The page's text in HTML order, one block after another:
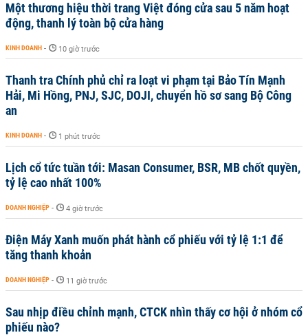
Một thương hiệu thời trang Việt đóng cửa sau 5 năm hoạt
động, thanh lý toàn bộ cửa hàng
KINH DOANH - 10 giờ trước
Thanh tra Chính phủ chỉ ra loạt vi phạm tại Bảo Tín Mạnh
Hải, Mi Hồng, PNJ, SJC, DOJI, chuyển hồ sơ sang Bộ Công
an
KINH DOANH - 1 phút trước
Lịch cổ tức tuần tới: Masan Consumer, BSR, MB chốt quyền,
tỷ lệ cao nhất 100%
DOANH NGHIỆP - 4 giờ trước
Điện Máy Xanh muốn phát hành cổ phiếu với tỷ lệ 1:1 để
tăng thanh khoản
DOANH NGHIỆP - 11 giờ trước
Sau nhịp điều chỉnh mạnh, CTCK nhìn thấy cơ hội ở nhóm cổ
phiếu nào?